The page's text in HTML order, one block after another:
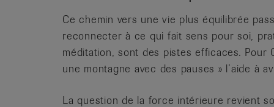
Ce chemin vers une vie plus équilibrée
reconnecter à ce qui fait sens pour soi,
méditation, sont des pistes efficaces. Pour
une montagne avec des pauses » l’aide à
La question de la force intérieure revient